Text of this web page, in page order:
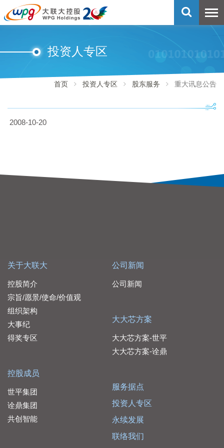
永续发展
联络我们
投资人专区
首页 投资人专区 股东服务 重大讯息公告
2008-10-20
关于大联大
控股简介
宗旨/愿景/使命/价值观
组织架构
大事纪
得奖专区
控股成员
世平集团
诠鼎集团
共创智能
公司新闻
公司新闻
大大芯方案
大大芯方案-世平
大大芯方案-诠鼎
服务据点
投资人专区
永续发展
联络我们